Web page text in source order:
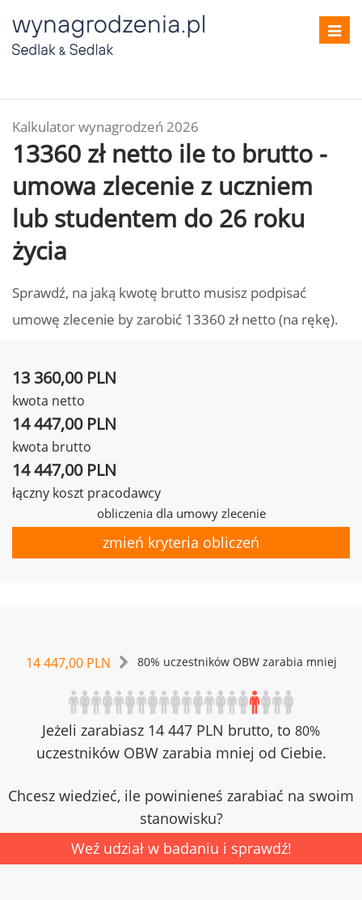
Kalkulator wynagrodzeń 2026
13360 zł netto ile to brutto -
umowa zlecenie z uczniem
lub studentem do 26 roku
życia
Sprawdź, na jaką kwotę brutto musisz podpisać
umowę zlecenie by zarobić 13360 zł netto (na rękę).
13 360,00 PLN
kwota netto
14 447,00 PLN
kwota brutto
14 447,00 PLN
łączny koszt pracodawcy
obliczenia dla umowy zlecenie
zmień kryteria obliczeń
14 447,00 PLN 80% uczestników OBW zarabia mniej
Jeżeli zarabiasz 14 447 PLN brutto, to 80%
uczestników OBW zarabia mniej od Ciebie.
Chcesz wiedzieć, ile powinieneś zarabiać na swoim
stanowisku?
Weź udział w badaniu i sprawdź!